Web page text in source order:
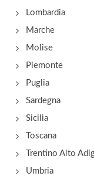
Lombardia
Marche
Molise
Piemonte
Puglia
Sardegna
Sicilia
Toscana
Trentino Alto
Umbria